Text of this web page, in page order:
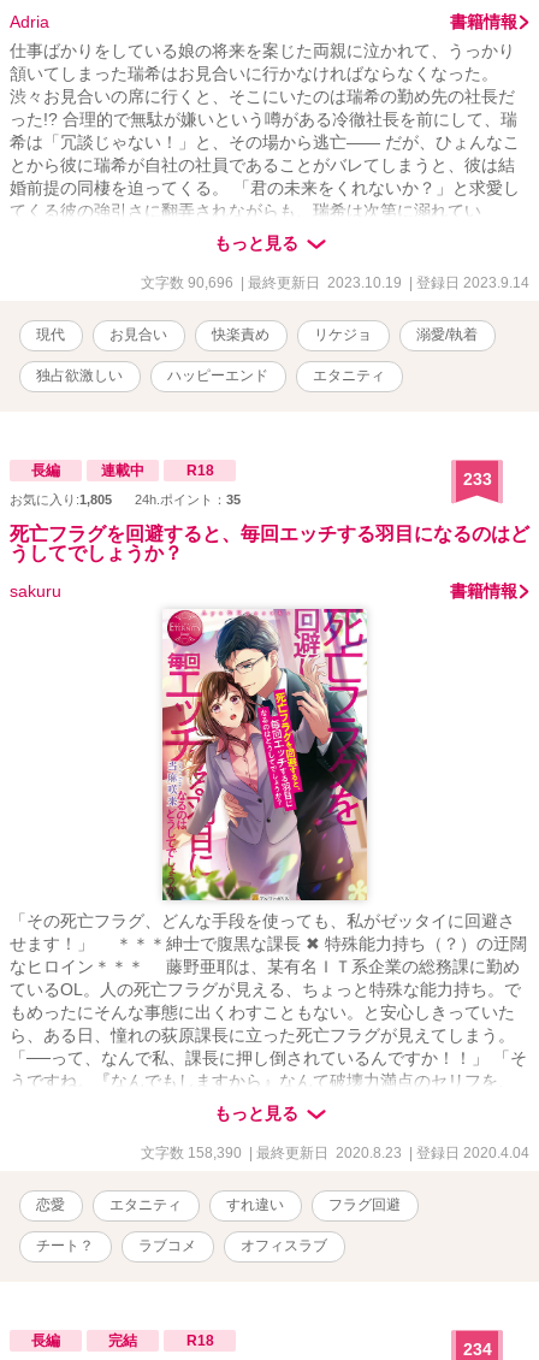
Adria
書籍情報
仕事ばかりをしている娘の将来を案じた両親に泣かれて、うっかり
頷いてしまった瑞希はお見合いに行かなければならなくなった。
渋々お見合いの席に行くと、そこにいたのは瑞希の勤め先の社長だ
った!? 合理的で無駄が嫌いという噂がある冷徹社長を前にして、瑞
希は「冗談じゃない！」と、その場から逃亡―― だが、ひょんなこ
とから彼に瑞希が自社の社員であることがバレてしまうと、彼は結
婚前提の同棲を迫ってくる。 「君の未来をくれないか？」と求愛し
てくる彼の強引さに翻弄されながらも、瑞希は次第に溺れてい
き…… 《エブリスタ、ムーンにも投稿しています》
もっと見る
文字数 90,696 | 最終更新日 2023.10.19 | 登録日 2023.9.14
現代 お見合い 快楽責め リケジョ 溺愛/執着
独占欲激しい ハッピーエンド エタニティ
長編 連載中 R18
お気に入り:1,805 24h.ポイント： 35
233
死亡フラグを回避すると、毎回エッチする羽目になるのはど
うしてでしょうか？
sakuru 書籍情報
「その死亡フラグ、どんな手段を使っても、私がゼッタイに回避さ
せます！」 ＊＊＊紳士で腹黒な課長 ✖ 特殊能力持ち（？）の迂闊
なヒロイン＊＊＊ 藤野亜耶は、某有名ＩＴ系企業の総務課に勤め
ているOL。人の死亡フラグが見える、ちょっと特殊な能力持ち。で
もめったにそんな事態に出くわすこともない。と安心しきっていた
ら、ある日、憧れの荻原課長に立った死亡フラグが見えてしまう。
「──って、なんで私、課長に押し倒されているんですか！！」 「そ
うですね。『なんでもしますから』なんて破壊力満点のセリフを、
深く考えずに男の前で口にする粗忽者の部下に、色々と教えてあげ
ないといけない立場ですから」 死亡フラグを回避しようとする
と、何故かもれなくエッチなシチュエーションに持ち込まれてしま
ブコメディ。
もっと見る
文字数 158,390 | 最終更新日 2020.8.23 | 登録日 2020.4.04
恋愛 エタニティ すれ違い フラグ回避
チート？ ラブコメ オフィスラブ
長編 完結 R18 234